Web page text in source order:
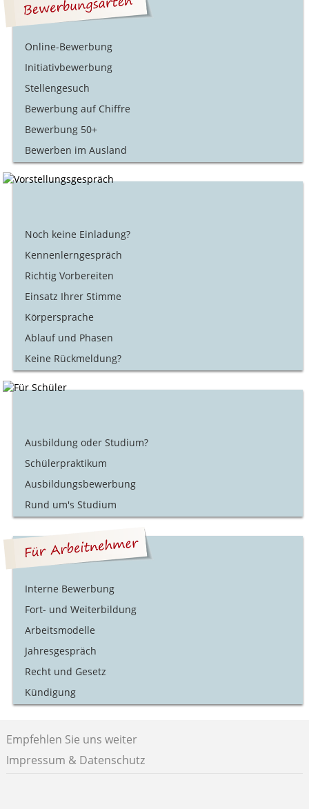
Online-Bewerbung
Initiativbewerbung
Stellengesuch
Bewerbung auf Chiffre
Bewerbung 50+
Bewerben im Ausland
Noch keine Einladung?
Kennenlerngespräch
Richtig Vorbereiten
Einsatz Ihrer Stimme
Körpersprache
Ablauf und Phasen
Keine Rückmeldung?
Ausbildung oder Studium?
Schülerpraktikum
Ausbildungsbewerbung
Rund um's Studium
Interne Bewerbung
Fort- und Weiterbildung
Arbeitsmodelle
Jahresgespräch
Recht und Gesetz
Kündigung
Empfehlen Sie uns weiter
Impressum & Datenschutz